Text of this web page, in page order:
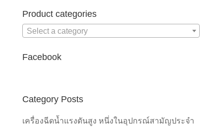
Product categories
Select a category
Facebook
Category Posts
เครื่องฉีดน้ำแรงดันสูง หนึ่งในอุปกรณ์สามัญประจำ